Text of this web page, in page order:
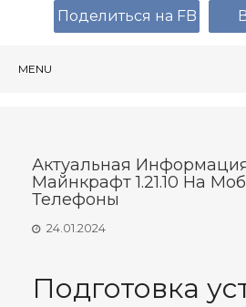
MENU
Актуальная
Майнкрафт 1.21.10 На
Телефоны
24.01.2024
Подготовка
Поделиться на FB